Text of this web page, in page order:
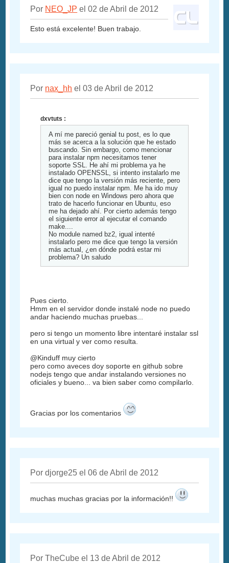
Por NEO_JP el 02 de Abril de 2012
Esto está excelente! Buen trabajo.
Por nax_hh el 03 de Abril de 2012
dxvtuts :
A mí me pareció genial tu post, es lo que
más se acerca a la solución que he estado
buscando. Sin embargo, como mencionar
para instalar npm necesitamos tener
soporte SSL. He ahí mi problema ya he
instalado OPENSSL, si intento instalarlo me
dice que tengo la versión más reciente, pero
igual no puedo instalar npm. Me ha ido muy
bien con node en Windows pero ahora que
trato de hacerlo funcionar en Ubuntu, eso
me ha dejado ahí. Por cierto además tengo
el siguiente error al ejecutar el comando
make....
No module named bz2, igual intenté
instalarlo pero me dice que tengo la versión
más actual, ¿en dónde podrá estar mi
problema? Un saludo
Pues cierto.
Hmm en el servidor donde instalé node no puedo
andar haciendo muchas pruebas...
pero si tengo un momento libre intentaré instalar ssl
en una virtual y ver como resulta.
@Kinduff muy cierto
pero como aveces doy soporte en github sobre
nodejs tengo que andar instalando versiones no
oficiales y bueno... va bien saber como compilarlo.
Gracias por los comentarios
Por djorge25 el 06 de Abril de 2012
muchas muchas gracias por la información!!
Por TheCube el 13 de Abril de 2012